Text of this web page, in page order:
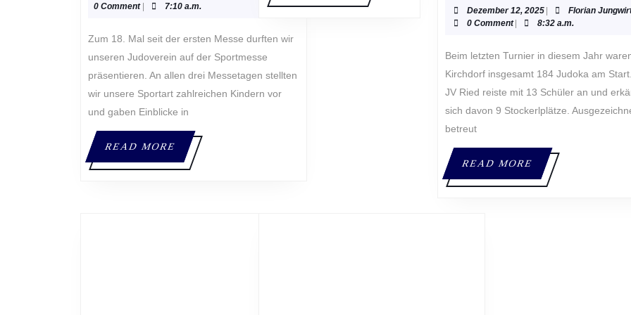
23,
Jungwirth
0 Comment | 7:10 a.m.
Zum 18. Mal seit der ersten Messe durften wir
unseren Judoverein auf der Sportmesse
präsentieren. An allen drei Messetagen stellten
wir unsere Sportart zahlreichen Kindern vor
und gaben Einblicke in
READ MOREREAD
MORE
Dezember 12, 2025Dezember
12,
| Florian
0 Comment | 8:32 a.m.
Beim letzten Turnier in diesem Jahr waren in
Kirchdorf insgesamt 184 Judoka am
JV Ried reiste mit 13 Schüler an und
sich davon 9 Stockerlplätze.
betreut
READ MOREREAD
MORE